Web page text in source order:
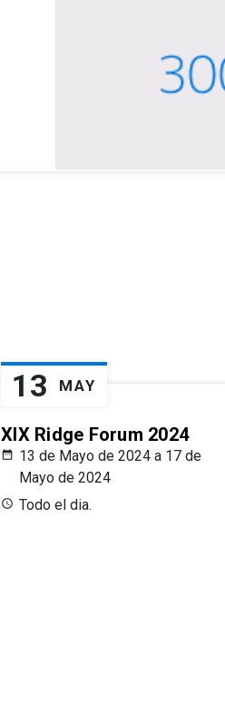
13 MAY
XIX Ridge Forum 2024
13 de Mayo de 2024 a 17 de
Mayo de 2024
Todo el dia.